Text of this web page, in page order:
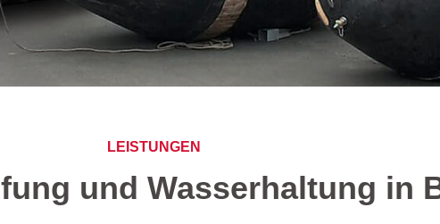
LEISTUNGEN
und Wasserhaltung in